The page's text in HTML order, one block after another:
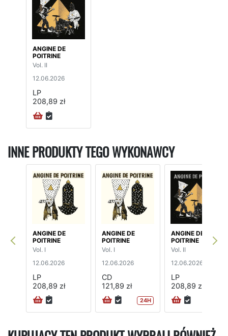
ANGINE DE
POITRINE
Vol. II
12.06.2026
LP
208,89 zł
INNE PRODUKTY TEGO WYKONAWCY
ANGINE DE
POITRINE
Vol. I
12.06.2026
LP
208,89 zł
ANGINE DE
POITRINE
Vol. I
12.06.2026
CD
121,89 zł
24H
ANGINE DE
POITRINE
Vol. II
12.06.2026
LP
208,89 zł